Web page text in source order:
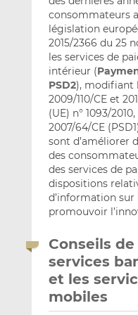
consommateurs
législation
2015/2366 du 25
les services de
intérieur (
PSD2), modifiant
2009/110/CE et
(UE) n° 1093/
2007/64/CE
sont d’améliorer
des
des services de
dispositions
d’information
promouvoir
Conseils
services
et les
mobiles